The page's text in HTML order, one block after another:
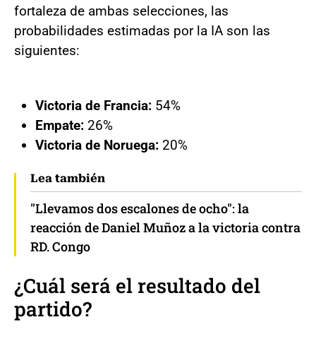
fortaleza de ambas selecciones, las
probabilidades estimadas por la IA son las
siguientes:
Victoria de Francia: 54%
Empate: 26%
Victoria de Noruega: 20%
Lea también
"Llevamos dos escalones de ocho": la
reacción de Daniel Muñoz a la victoria contra
RD. Congo
¿Cuál será el resultado del
partido?